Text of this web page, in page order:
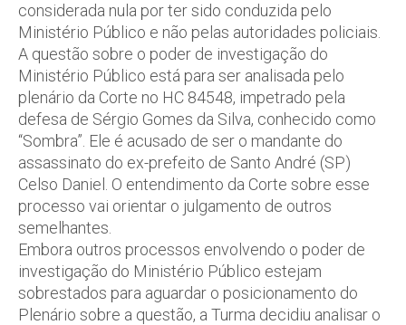
considerada nula por ter sido conduzida pelo
Ministério Público e não pelas autoridades policiais.
A questão sobre o poder de investigação do
Ministério Público está para ser analisada pelo
plenário da Corte no HC 84548, impetrado pela
defesa de Sérgio Gomes da Silva, conhecido como
“Sombra”. Ele é acusado de ser o mandante do
assassinato do ex-prefeito de Santo André (SP)
Celso Daniel. O entendimento da Corte sobre esse
processo vai orientar o julgamento de outros
semelhantes.
Embora outros processos envolvendo o poder de
investigação do Ministério Público estejam
sobrestados para aguardar o posicionamento do
Plenário sobre a questão, a Turma decidiu analisar o